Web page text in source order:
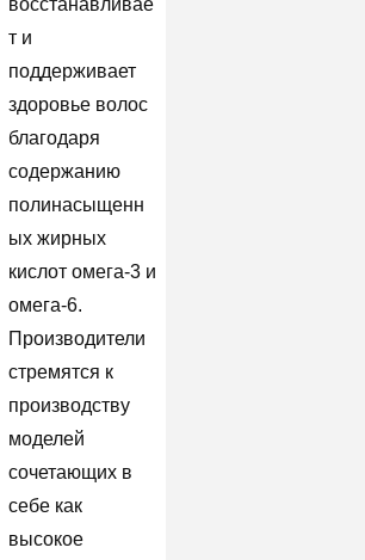
т и
поддерживает
здоровье волос
благодаря
содержанию
полинасыщенн
ых жирных
кислот омега-3 и
омега-6.
Производители
стремятся к
производству
моделей
сочетающих в
себе как
высокое